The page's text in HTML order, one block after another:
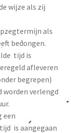
wijze als zij
als
bedongen.
tijd is
afleveren
begrepen)
verlengd
een
is aangegaan